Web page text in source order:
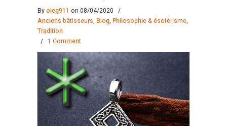
By oleg911 on 08/04/2020
/
Anciens bâtisseurs, Blog, Philosophie & ésotérisme,
Tradition
/ 1 Comment